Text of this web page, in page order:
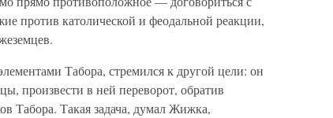
против католической и феодальной реакции,
Табора, стремился к другой цели: он
произвести в ней переворот, обратив
Табора. Такая задача, думал Жижка,